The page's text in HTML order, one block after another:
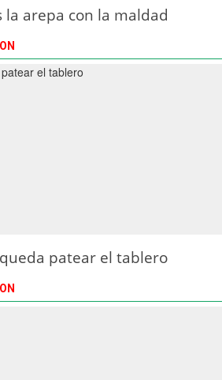
la arepa con la maldad
patear el tablero